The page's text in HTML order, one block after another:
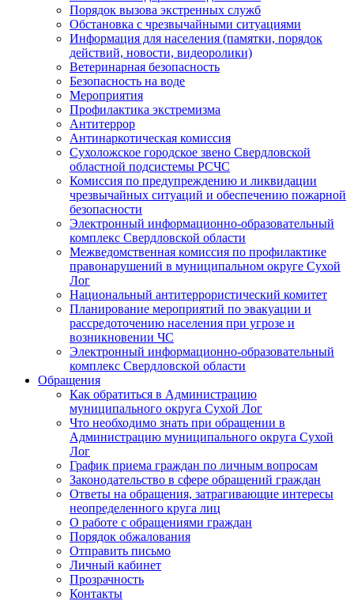
Порядок вызова экстренных служб
Обстановка с чрезвычайными ситуациями
Информация для населения (памятки, порядок
действий, новости, видеоролики)
Ветеринарная безопасность
Безопасность на воде
Мероприятия
Профилактика экстремизма
Антитеррор
Антинаркотическая комиссия
Сухоложское городское звено Свердловской
областной подсистемы РСЧС
Комиссия по предупреждению и ликвидации
чрезвычайных ситуаций и обеспечению пожарной
безопасности
Электронный информационно-образовательный
комплекс Cвердловской области
Межведомственная комиссия по профилактике
правонарушений в муниципальном округе Сухой
Лог
Национальный антитеррористический комитет
Планирование мероприятий по эвакуации и
рассредоточению населения при угрозе и
возникновении ЧС
Электронный информационно-образовательный
комплекс Свердловской области
Обращения
Как обратиться в Администрацию
муниципального округа Сухой Лог
Что необходимо знать при обращении в
Администрацию муниципального округа Сухой
Лог
График приема граждан по личным вопросам
Законодательство в сфере обращений граждан
Ответы на обращения, затрагивающие интересы
неопределенного круга лиц
О работе с обращениями граждан
Порядок обжалования
Отправить письмо
Личный кабинет
Прозрачность
Контакты